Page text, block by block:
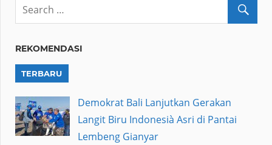
REKOMENDASI
TERBARU
Demokrat Bali Lanjutkan Gerakan
Langit Biru Indonesià Asri di Pantai
Lembeng Gianyar